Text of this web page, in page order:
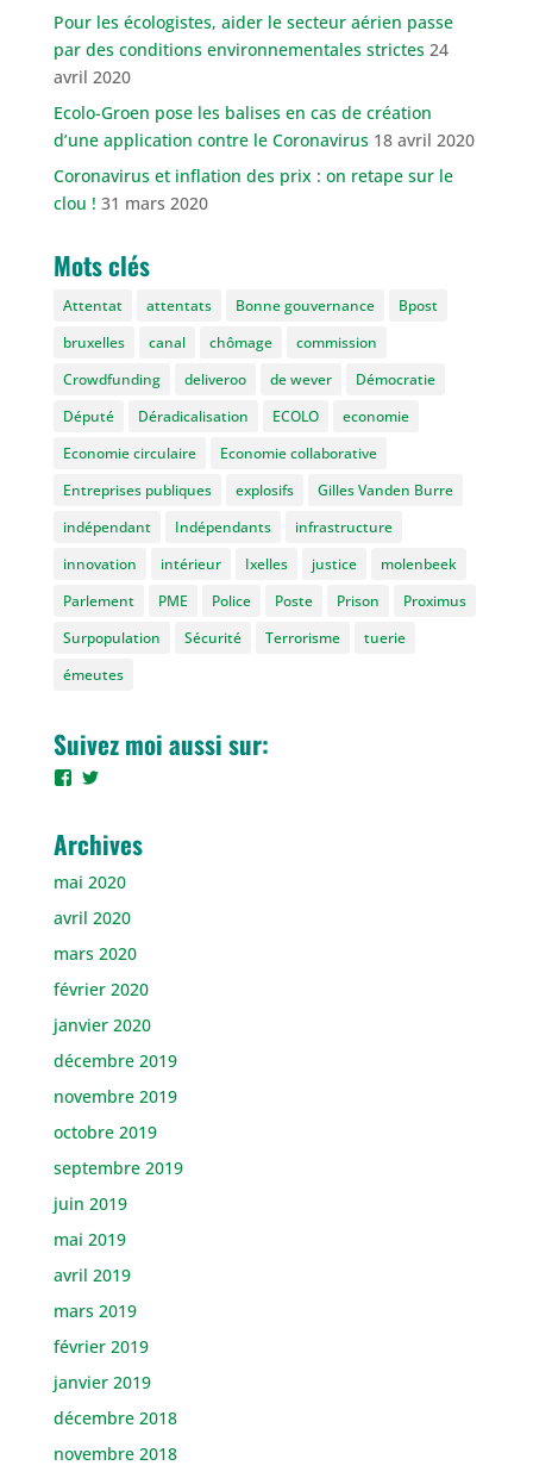
Pour les écologistes, aider le secteur aérien passe
par des conditions environnementales strictes 24
avril 2020
Ecolo-Groen pose les balises en cas de création
d’une application contre le Coronavirus 18 avril 2020
Coronavirus et inflation des prix : on retape sur le
clou ! 31 mars 2020
Mots clés
Attentat attentats Bonne gouvernance
Bpost
bruxelles
canal chômage
commission
Crowdfunding
deliveroo de wever
Démocratie
Député
Déradicalisation ECOLO
economie
Economie circulaire
Economie collaborative
Entreprises publiques
explosifs
Gilles Vanden Burre
indépendant
Indépendants
infrastructure
innovation
intérieur Ixelles justice
molenbeek
Parlement
PME Police Poste Prison
Proximus
Surpopulation
Sécurité Terrorisme
tuerie
émeutes
Suivez moi aussi sur:
Voir
gilles.burre
sur
Facebook
Voir
de
gilles_vdb
Twitter
Archives
mai 2020
avril 2020
mars 2020
février 2020
janvier 2020
décembre 2019
novembre 2019
octobre 2019
septembre 2019
juin 2019
mai 2019
avril 2019
mars 2019
février 2019
janvier 2019
décembre 2018
novembre 2018